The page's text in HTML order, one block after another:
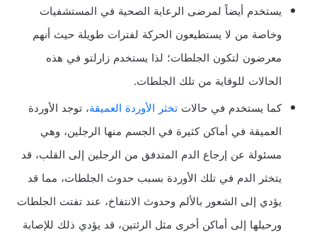
يستخدم أيضاً لمرضى الرعاية الصحية في المستشفيات
وخاصة من لا يستطيعون الحركة لفترات طويلة حيث أنهم
معرضون لتكون الجلطات؛ لذا يستخدم زارلتو في هذه
الحالات للوقاية من تلك الجلطات.
كما يستخدم في حالات تخثر الأوردة العميقة، توجد الأوردة
العميقة في أماكن كثيرة في الجسم منها الرجلين، وهي
مسئولة عن إرجاع الدم المتدفق من الرجلين إلى القلب، قد
يتخثر الدم في تلك الأوردة بسبب حدوث الجلطات، مما قد
يؤدي إلى الشعور بالألم وحدوث الانتفاخ، عند تفتت الجلطات
ورحيلها إلى أماكن أخرى مثل الرئتين، قد يؤدي ذلك للإصابة